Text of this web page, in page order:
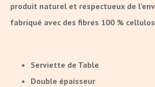
produit naturel et respectueux de
fabriqué avec des fibres 100 %
Serviette de Table
Double épaisseur